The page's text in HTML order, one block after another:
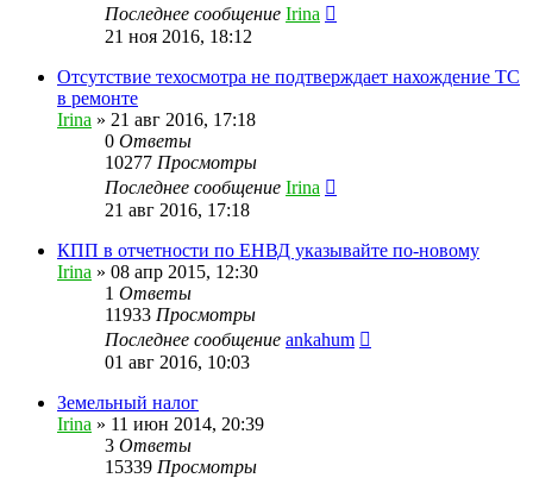
Последнее сообщение Irina
21 ноя 2016, 18:12
Отсутствие техосмотра не подтверждает нахождение ТС
в ремонте
Irina » 21 авг 2016, 17:18
0 Ответы
10277 Просмотры
Последнее сообщение Irina
21 авг 2016, 17:18
КПП в отчетности по ЕНВД указывайте по-новому
Irina » 08 апр 2015, 12:30
1 Ответы
11933 Просмотры
Последнее сообщение ankahum
01 авг 2016, 10:03
Земельный налог
Irina » 11 июн 2014, 20:39
3 Ответы
15339 Просмотры